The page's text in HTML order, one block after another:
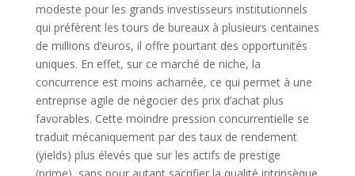
modeste pour les grands investisseurs institutionnels
qui préfèrent les tours de bureaux à plusieurs centaines
de millions d’euros, il offre pourtant des opportunités
uniques. En effet, sur ce marché de niche, la
concurrence est moins acharnée, ce qui permet à une
entreprise agile de négocier des prix d’achat plus
favorables. Cette moindre pression concurrentielle se
traduit mécaniquement par des taux de rendement
(yields) plus élevés que sur les actifs de prestige